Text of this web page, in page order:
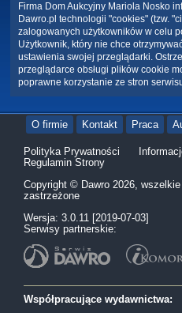
Firma Dom Aukcyjny Mariola Nosko
Dawro.pl technologii "cookies" (tzw.
zalogowanych użytkowników w celu
Użytkownik, który nie chce
ustawienia swojej przeglądarki.
przeglądarce obsługi plików cookie
poprawne korzystanie ze stron
O firmie Kontakt Praca
Polityka Prywatności
Regulamin Strony
Copyright © Dawro 2026, wszelkie
zastrzeżone
Wersja: 3.0.11 [2019-07-03]
Serwisy partnerskie:
Współpracujące wydawnictwa: